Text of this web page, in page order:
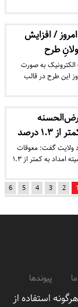
/ افزایش
الکترونیک به صورت
این طرح در قالب
درصد
ولایت گفت: معوقات
تسهیلات قرض‌الحسنه مددجویان کمیته امداد به کمتر از ۱.۳
1
2
3
4
5
6
پیوندها
استفاده از